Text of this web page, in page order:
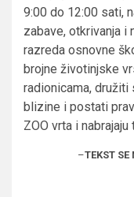
9:00 do 12:00 sati,
zabave, otkrivanja i
razreda osnovne
brojne životinjske
radionicama,
blizine i postati
ZOO vrta i nabrajaju
–TEKST